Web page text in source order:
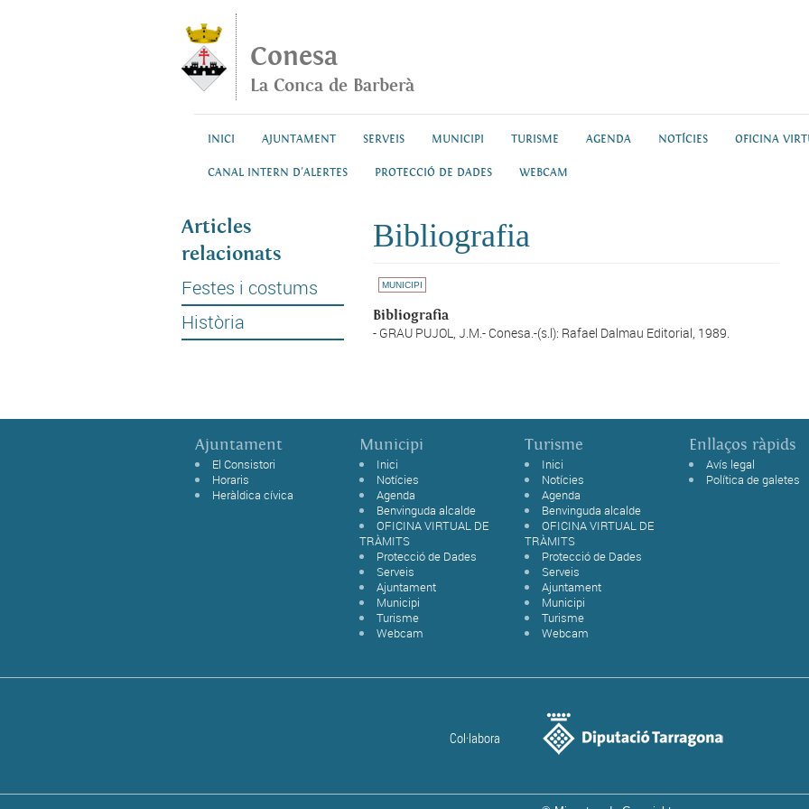
Conesa
La Conca de Barberà
INICI AJUNTAMENT SERVEIS MUNICIPI TURISME AGENDA NOTÍCIES OFICINA
CANAL INTERN D'ALERTES PROTECCIÓ DE DADES WEBCAM
Articles
relacionats
Festes i costums
Història
Bibliografia
MUNICIPI
Bibliografia
- GRAU PUJOL, J.M.- Conesa.-(s.l): Rafael Dalmau Editorial, 1989.
Ajuntament
El Consistori
Horaris
Heràldica cívica
Municipi
Inici
Notícies
Agenda
Benvinguda alcalde
OFICINA VIRTUAL DE
TRÀMITS
Protecció de Dades
Serveis
Ajuntament
Municipi
Turisme
Webcam
Turisme
Inici
Notícies
Agenda
Benvinguda alcalde
OFICINA VIRTUAL DE
TRÀMITS
Protecció de Dades
Serveis
Ajuntament
Municipi
Turisme
Webcam
Enllaços ràpids
Avís legal
Política de galetes
Col·labora